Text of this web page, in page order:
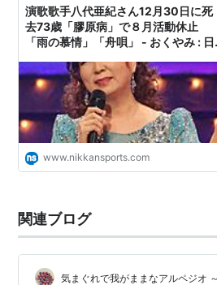
演歌歌手八代亜紀さん12月30日に死
去73歳「膠原病」で８月活動休止
「雨の慕情」「舟唄」 - おくやみ : 日
www.nikkansports.com
関連ブログ
気まぐれで我がままなアルペジオ